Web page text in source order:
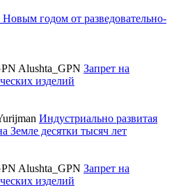
годом от разведовательно-
Alushta_GPN Запрет на
изделий
Индустриально развитая
Земле десятки тысяч лет
Alushta_GPN Запрет на
изделий